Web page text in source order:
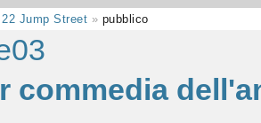
22 Jump Street » pubblico
commedia